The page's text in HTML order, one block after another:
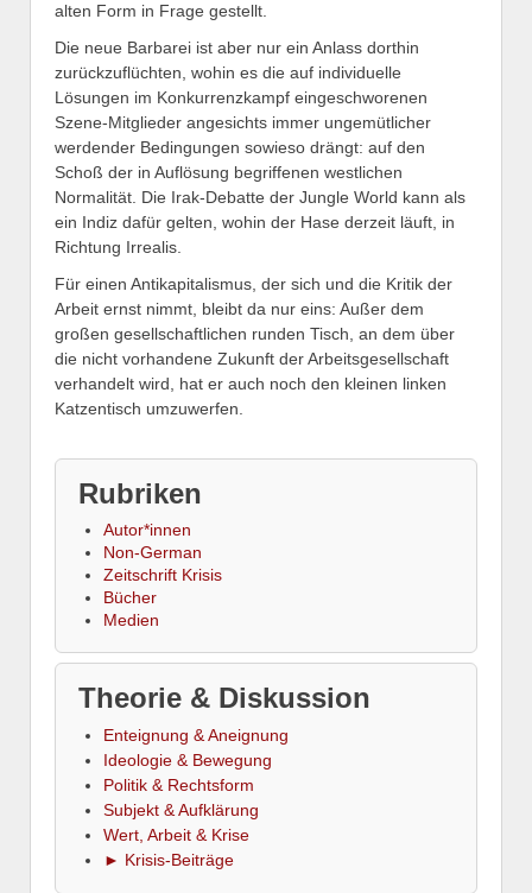
alten Form in Frage gestellt.
Die neue Barbarei ist aber nur ein Anlass dorthin
zurückzuflüchten, wohin es die auf individuelle
Lösungen im Konkurrenzkampf eingeschworenen
Szene-Mitglieder angesichts immer ungemütlicher
werdender Bedingungen sowieso drängt: auf den
Schoß der in Auflösung begriffenen westlichen
Normalität. Die Irak-Debatte der Jungle World kann als
ein Indiz dafür gelten, wohin der Hase derzeit läuft, in
Richtung Irrealis.
Für einen Antikapitalismus, der sich und die Kritik der
Arbeit ernst nimmt, bleibt da nur eins: Außer dem
großen gesellschaftlichen runden Tisch, an dem über
die nicht vorhandene Zukunft der Arbeitsgesellschaft
verhandelt wird, hat er auch noch den kleinen linken
Katzentisch umzuwerfen.
Rubriken
Autor*innen
Non-German
Zeitschrift Krisis
Bücher
Medien
Theorie & Diskussion
Enteignung & Aneignung
Ideologie & Bewegung
Politik & Rechtsform
Subjekt & Aufklärung
Wert, Arbeit & Krise
► Krisis-Beiträge